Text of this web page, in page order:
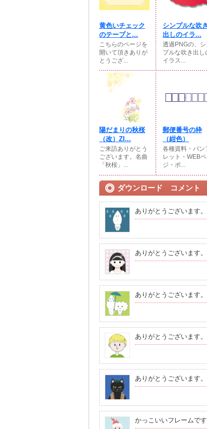
黄色いチェック
のテープと...
こちらのページを
開いて頂きありが
とうござ...
シンプルな吹き
出しのイラ...
透過PNGの、シ
プルな吹き出し
イラス...
陽だまりの秋桜
（改）ZI...
ご来訪ありがとう
ございます。名曲
「秋桜」...
郵便番号の枠
（紺色）
各種資料・パン
レット・WEB
ジ・ポ...
ダウンロード コメント
ありがとうございます
ありがとうございます
ありがとうございます
ありがとうございます
ありがとうございます
かっこいいフレームで